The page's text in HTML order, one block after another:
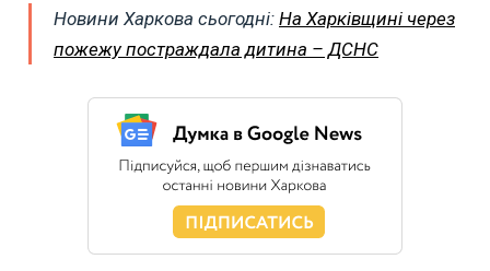
Новини Харкова сьогодні: На Харківщині через
пожежу постраждала дитина – ДСНС